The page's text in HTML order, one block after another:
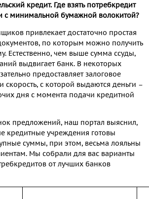
кредит. Где взять потребкредит
с минимальной бумажной волокитой?
привлекает достаточно простая
по которым можно получить
Естественно, чем выше сумма ссуды,
выдвигает банк. В некоторых
предоставляет залоговое
скорость, с которой выдаются деньги –
дня с момента подачи кредитной
предложений, наш портал выяснил,
кредитные учреждения готовы
суммы, при этом, весьма лояльны
Мы собрали для вас варианты
от лучших банков